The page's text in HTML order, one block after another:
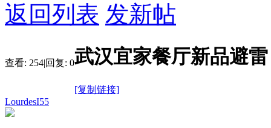
返回列表 发新帖
查看: 254|回复: 0武汉宜家餐厅新品避
[复制链接]
LourdesI55